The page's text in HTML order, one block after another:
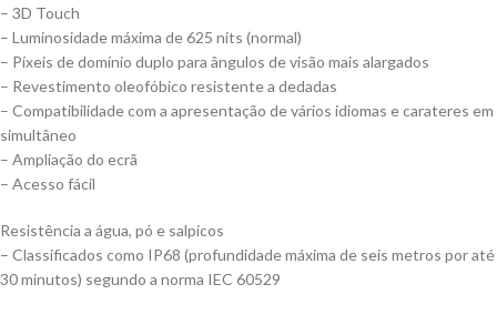
– 3D Touch
– Luminosidade máxima de 625 nits (normal)
– Píxeis de domínio duplo para ângulos de visão mais alargados
– Revestimento oleofóbico resistente a dedadas
– Compatibilidade com a apresentação de vários idiomas e carateres em
simultâneo
– Ampliação do ecrã
– Acesso fácil
Resistência a água, pó e salpicos
– Classificados como IP68 (profundidade máxima de seis metros por até
30 minutos) segundo a norma IEC 60529